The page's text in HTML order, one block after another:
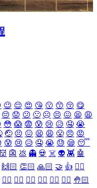
😉 😌 😍 😘 😗 😙 😚 😋
😔 😟 😕 🙁 ☹️ 😣 😖 😫 😩
😳 😱 😨 😰 😢 😥 🤤 😭
🤕 😣 😖 😫 😩 😤 😠 😡
😰 😢 😥 🤤 😭 😓 😪 😴
👹 👺 💩 👻 💀 ☠️ 👽 👾 🤖
🙌🏻 👏🏻 🙏🏻 🤝 👍 👎🏻
👈🏻 👉🏻 👆🏻 👇🏻 ☝🏻 ✋🏻 🤚🏻